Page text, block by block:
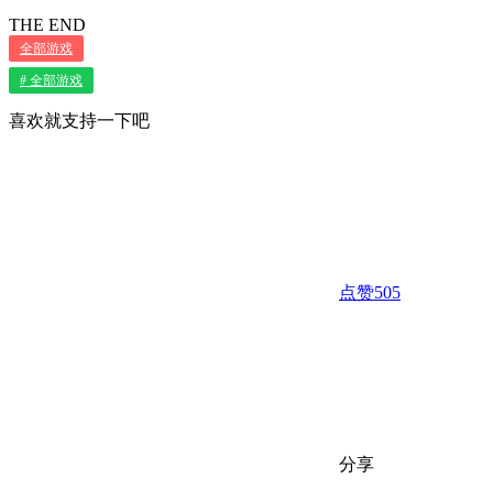
THE END
全部游戏
# 全部游戏
喜欢就支持一下吧
点赞505
分享